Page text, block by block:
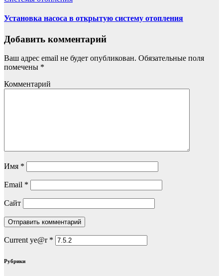
Установка насоса в открытую систему отопления
Добавить комментарий
Ваш адрес email не будет опубликован. Обязательные поля
помечены *
Комментарий
Имя *
Email *
Сайт
Current ye@r *
Рубрики